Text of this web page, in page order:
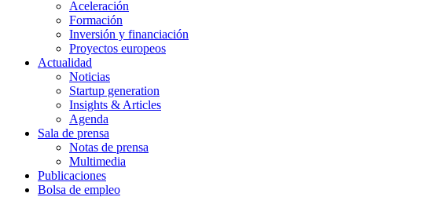
Aceleración
Formación
Inversión y financiación
Proyectos europeos
Actualidad
Noticias
Startup generation
Insights & Articles
Agenda
Sala de prensa
Notas de prensa
Multimedia
Publicaciones
Bolsa de empleo